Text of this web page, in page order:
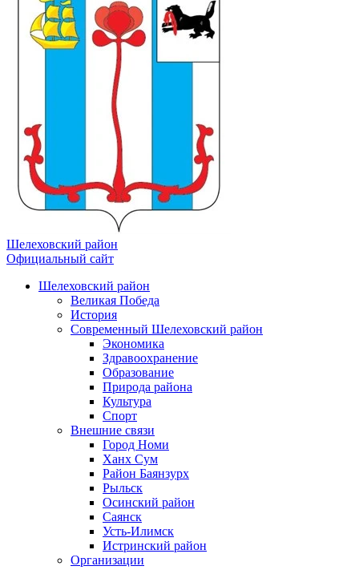
Шелеховский район
Официальный сайт
Шелеховский район
Великая Победа
История
Современный Шелеховский район
Экономика
Здравоохранение
Образование
Природа района
Культура
Спорт
Внешние связи
Город Номи
Ханх Сум
Район Баянзурх
Рыльск
Осинский район
Саянск
Усть-Илимск
Истринский район
Организации